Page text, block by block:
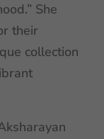
She
their
collection